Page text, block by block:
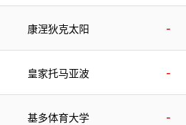
康涅狄克太阳 -
皇家托马亚波 -
基多体育大学 -